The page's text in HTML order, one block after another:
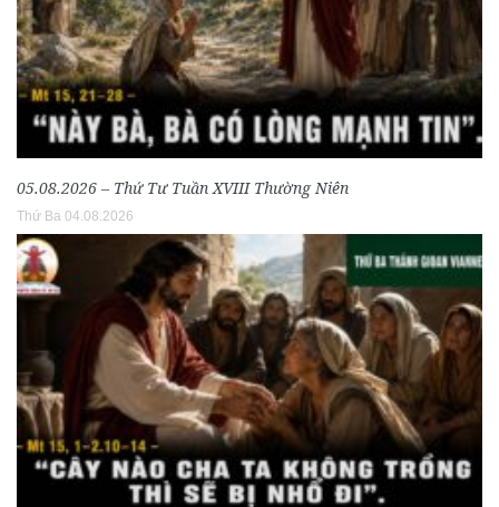
05.08.2026 – Thứ Tư Tuần XVIII Thường Niên
Thứ Ba 04.08.2026